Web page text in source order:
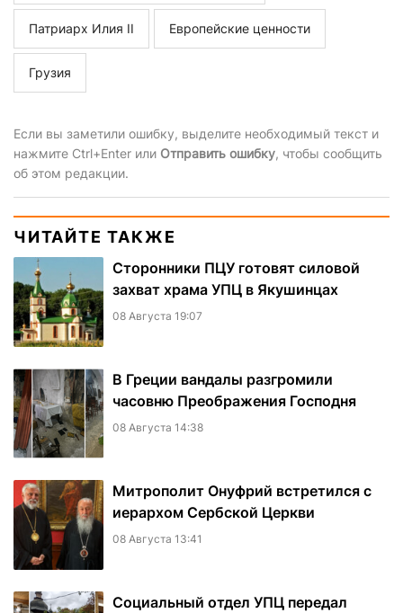
Патриарх Илия II Европейские ценности
Грузия
Если вы заметили ошибку, выделите необходимый текст и
нажмите Ctrl+Enter или Отправить ошибку, чтобы сообщить
об этом редакции.
ЧИТАЙТЕ ТАКЖЕ
Сторонники ПЦУ готовят силовой
захват храма УПЦ в Якушинцах
08 Августа 19:07
В Греции вандалы разгромили
часовню Преображения Господня
08 Августа 14:38
Митрополит Онуфрий встретился с
иерархом Сербской Церкви
08 Августа 13:41
Социальный отдел УПЦ передал